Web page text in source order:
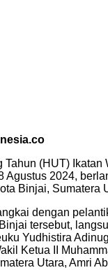
Tahun (HUT) Ikatan
Agustus 2024,
Binjai, Sumatera
dengan
tersebut,
Yudhistira
Ketua II
Utara, Amri